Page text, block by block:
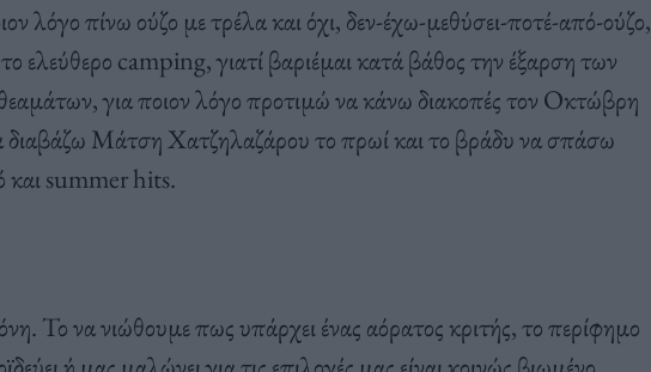
λόγο πίνω ούζο με τρέλα και όχι, δεν-έχω-μεθύσει-ποτέ-από-ούζο,
ελεύθερο camping, γιατί βαριέμαι κατά βάθος την έξαρση των
για ποιον λόγο προτιμώ να κάνω διακοπές τον Οκτώβρη
διαβάζω Μάτση Χατζηλαζάρου το πρωί και το βράδυ να σπάσω
και summer hits.
Το να νιώθουμε πως υπάρχει ένας αόρατος κριτής, το περίφημο